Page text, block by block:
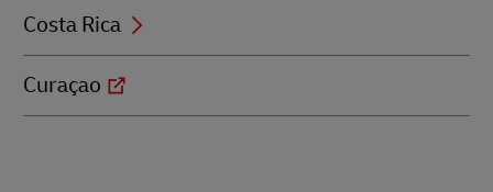
Costa Rica
Curaçao